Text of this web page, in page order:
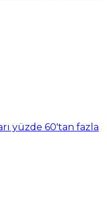
yüzde 60'tan fazla